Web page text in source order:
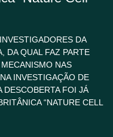
DA
DA QUAL FAZ PARTE
NAS
INVESTIGAÇÃO DE
DESCOBERTA FOI JÁ
“NATURE CELL